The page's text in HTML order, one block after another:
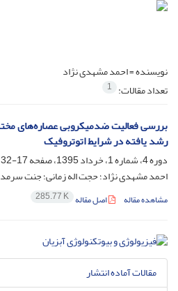
نویسنده =احمد مشهدی نژاد
تعداد مقالات: 1
رشد یافته در شرایط اتوتروفیک
دوره 4، شماره 1، خرداد 1395، صفحه
17-32
احمد مشهدی نژاد؛ حجت اله زمانی؛ جنت سرمد
مشاهده مقاله اصل مقاله 285.77 K
مقالات آماده انتشار